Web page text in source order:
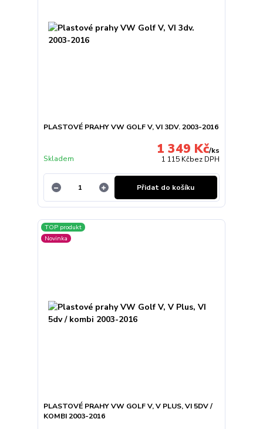
PLASTOVÉ PRAHY VW GOLF V, VI 3DV. 2003-2016
1 349 Kč/ks
1 115 Kčbez DPH
Skladem
Přidat do košíku
TOP produkt
Novinka
PLASTOVÉ PRAHY VW GOLF V, V PLUS, VI 5DV /
KOMBI 2003-2016